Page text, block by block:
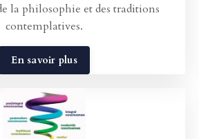
la philosophie et des traditions
contemplatives.
En savoir plus